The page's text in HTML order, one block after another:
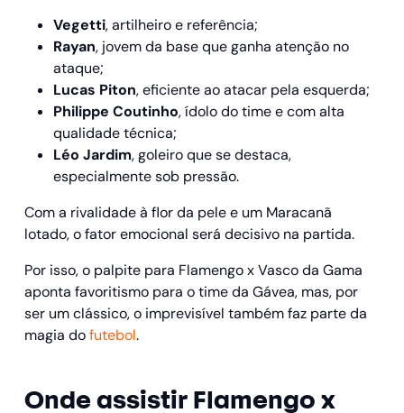
Vegetti, artilheiro e referência;
Rayan, jovem da base que ganha atenção no
ataque;
Lucas Piton, eficiente ao atacar pela esquerda;
Philippe Coutinho, ídolo do time e com alta
qualidade técnica;
Léo Jardim, goleiro que se destaca,
especialmente sob pressão.
Com a rivalidade à flor da pele e um Maracanã
lotado, o fator emocional será decisivo na partida.
Por isso, o palpite para Flamengo x Vasco da Gama
aponta favoritismo para o time da Gávea, mas, por
ser um clássico, o imprevisível também faz parte da
magia dofutebol.
Onde assistir Flamengo x